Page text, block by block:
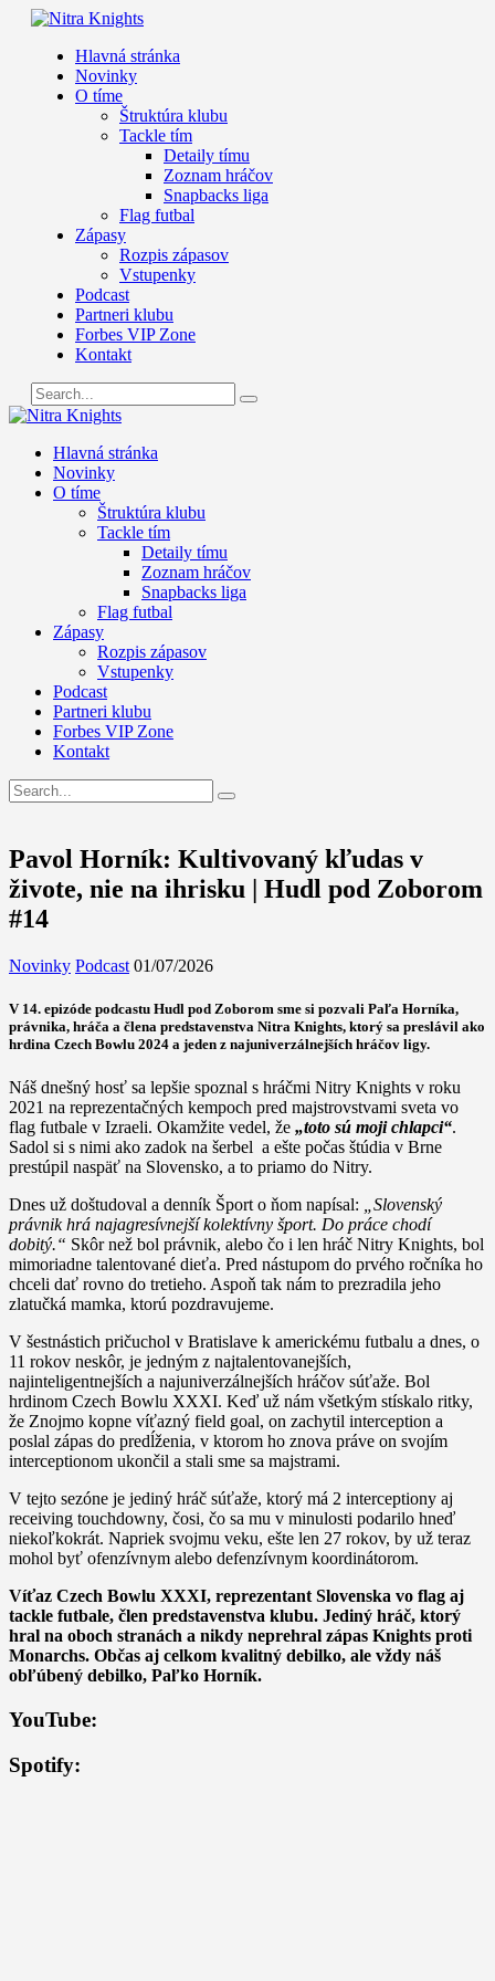
Hlavná stránka
Novinky
O tíme
Štruktúra klubu
Tackle tím
Detaily tímu
Zoznam hráčov
Snapbacks liga
Flag futbal
Zápasy
Rozpis zápasov
Vstupenky
Podcast
Partneri klubu
Forbes VIP Zone
Kontakt
Hlavná stránka
Novinky
O tíme
Štruktúra klubu
Tackle tím
Detaily tímu
Zoznam hráčov
Snapbacks liga
Flag futbal
Zápasy
Rozpis zápasov
Vstupenky
Podcast
Partneri klubu
Forbes VIP Zone
Kontakt
Pavol Horník: Kultivovaný kľudas v
živote, nie na ihrisku | Hudl pod Zoborom
#14
Novinky Podcast 01/07/2026
V 14. epizóde podcastu Hudl pod Zoborom sme si pozvali Paľa Horníka,
právnika, hráča a člena predstavenstva Nitra Knights, ktorý sa preslávil ako
hrdina Czech Bowlu 2024 a jeden z najuniverzálnejších hráčov ligy.
Náš dnešný hosť sa lepšie spoznal s hráčmi Nitry Knights v roku
2021 na reprezentačných kempoch pred majstrovstvami sveta vo
flag futbale v Izraeli. Okamžite vedel, že „toto sú moji chlapci“.
Sadol si s nimi ako zadok na šerbel a ešte počas štúdia v Brne
prestúpil naspäť na Slovensko, a to priamo do Nitry.
Dnes už doštudoval a denník Šport o ňom napísal:
„Slovenský
právnik hrá najagresívnejší kolektívny šport. Do práce chodí
dobitý.“ Skôr než bol právnik, alebo čo i len hráč Nitry Knights, bol
mimoriadne talentované dieťa. Pred nástupom do prvého ročníka ho
chceli dať rovno do tretieho. Aspoň tak nám to prezradila jeho
zlatučká mamka, ktorú pozdravujeme.
V šestnástich pričuchol v Bratislave k americkému futbalu a dnes, o
11 rokov neskôr, je jedným z najtalentovanejších,
najinteligentnejších a najuniverzálnejších hráčov súťaže. Bol
hrdinom Czech Bowlu XXXI. Keď už nám všetkým stískalo ritky,
že Znojmo kopne víťazný field goal, on zachytil interception a
poslal zápas do predĺženia, v ktorom ho znova práve on svojím
interceptionom ukončil a stali sme sa majstrami.
V tejto sezóne je jediný hráč súťaže, ktorý má 2 interceptiony aj
receiving touchdowny, čosi, čo sa mu v minulosti podarilo hneď
niekoľkokrát. Napriek svojmu veku, ešte len 27 rokov, by už teraz
mohol byť ofenzívnym alebo defenzívnym koordinátorom.
Víťaz Czech Bowlu XXXI, reprezentant Slovenska vo flag aj
tackle futbale, člen predstavenstva klubu. Jediný hráč, ktorý
hral na oboch stranách a nikdy neprehral zápas Knights proti
Monarchs. Občas aj celkom kvalitný debilko, ale vždy náš
obľúbený debilko, Paľko Horník.
YouTube:
Spotify: